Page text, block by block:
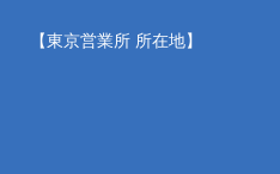
【東京営業所 所在地】